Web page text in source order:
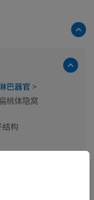
巴器官 >
桃体隐窝
构